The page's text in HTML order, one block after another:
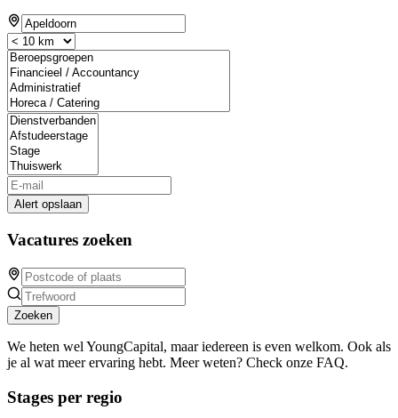
Alert opslaan
Vacatures zoeken
Zoeken
We heten wel YoungCapital, maar iedereen is even welkom. Ook als
je al wat meer ervaring hebt. Meer weten? Check onze FAQ.
Stages per regio